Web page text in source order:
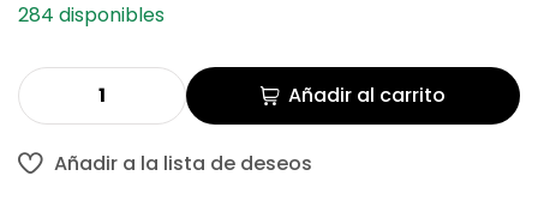
284 disponibles
Añadir al carrito
Añadir a la lista de deseos